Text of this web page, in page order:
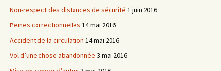
Non-respect des distances de sécurité 1 juin 2016
Peines correctionnelles 14 mai 2016
Accident de la circulation 14 mai 2016
Vol d’une chose abandonnée 3 mai 2016